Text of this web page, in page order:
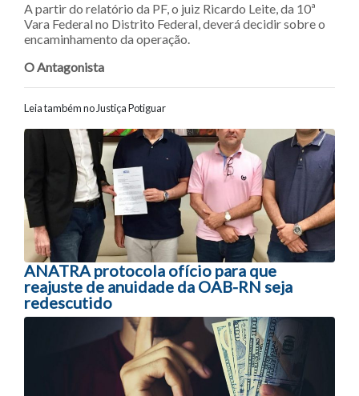
A partir do relatório da PF, o juiz Ricardo Leite, da 10ª
Vara Federal no Distrito Federal, deverá decidir sobre o
encaminhamento da operação.
O Antagonista
Leia também no Justiça Potiguar
Navegação entre posts
ANATRA protocola ofício para que
reajuste de anuidade da OAB-RN seja
redescutido